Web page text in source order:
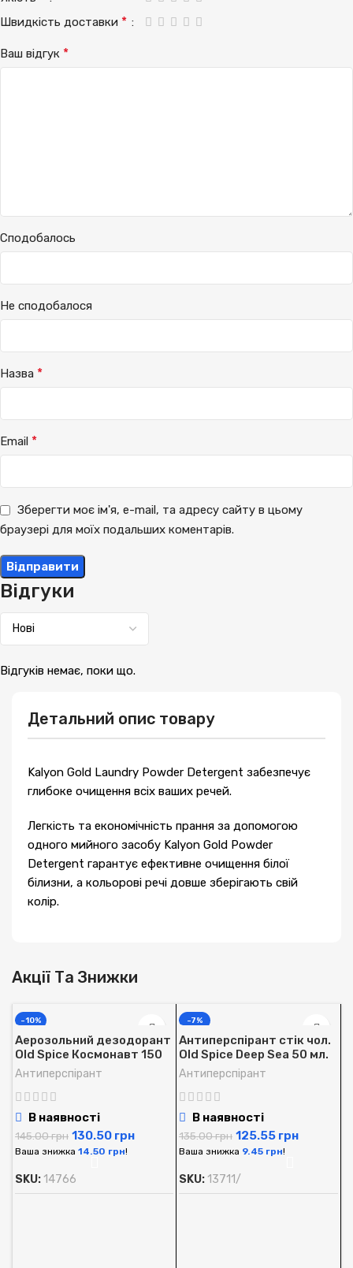
Детальний опис товару
Kalyon Gold Laundry Powder Detergent забезпечує
глибоке очищення всіх ваших речей.
Легкість та економічність прання за допомогою
одного мийного засобу Kalyon Gold Powder
Detergent гарантує ефективне очищення білої
білизни, а кольорові речі довше зберігають свій
колір.
Відгуки
Відгуків немає, поки що.
Швидкість доставки *
Ваш відгук *
Сподобалось
Не сподобалося
Назва *
Email *
Зберегти моє ім'я, e-mail, та адресу сайту в цьому
браузері для моїх подальших коментарів.
Акції Та Знижки
-10%
Аерозольний дезодорант
Old Spice Космонавт 150
мл.
Антиперспірант
В наявності
145.00грн 130.50 грн
Ваша знижка 14.50 грн!
SKU: 14766
-7%
Антиперспірант стік чол.
Old Spice Deep Sea 50 мл.
Антиперспірант
В наявності
135.00грн 125.55 грн
Ваша знижка 9.45 грн!
SKU: 13711/